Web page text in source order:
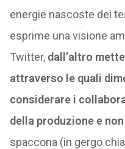
energie nascoste dei
esprime una visione
Twitter, dall’altro
attraverso le quali
considerare i
della produzione e
spaccona (in gergo